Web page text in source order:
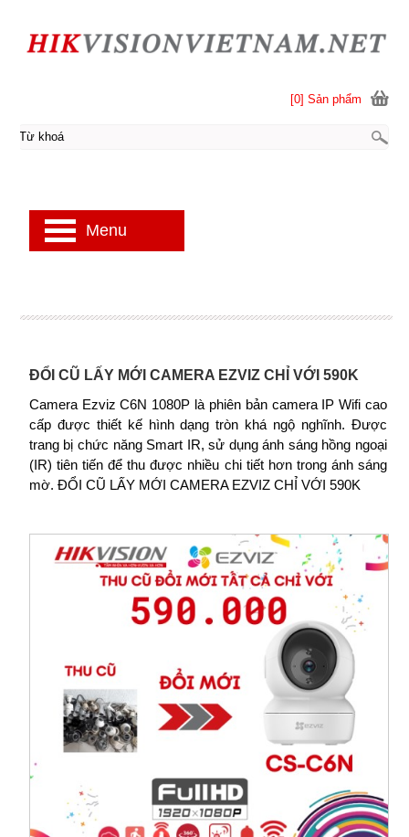
ĐỔI CŨ LẤY MỚI CAMERA EZVIZ CHỈ VỚI 590K
Camera Ezviz C6N 1080P là phiên bản camera IP Wifi cao
cấp được thiết kế hình dạng tròn khá ngộ nghĩnh. Được
trang bị chức năng Smart IR, sử dụng ánh sáng hồng ngoại
(IR) tiên tiến để thu được nhiều chi tiết hơn trong ánh sáng
mờ. ĐỔI CŨ LẤY MỚI CAMERA EZVIZ CHỈ VỚI 590K
[0] Sản phẩm
Menu